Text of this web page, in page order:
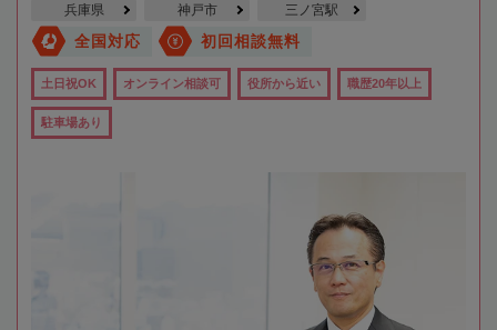
兵庫県 神戸市 三ノ宮駅
全国対応 初回相談無料
土日祝OK オンライン相談可 役所から近い 職歴20年以上
駐車場あり